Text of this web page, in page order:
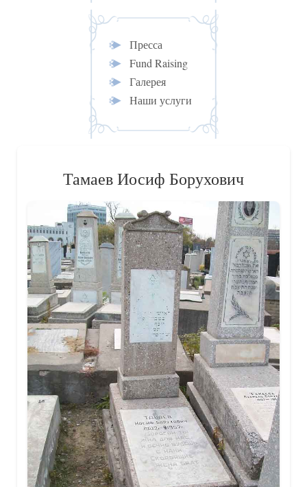
Пресса
Fund Raising
Галерея
Наши услуги
Тамаев Иосиф Борухович